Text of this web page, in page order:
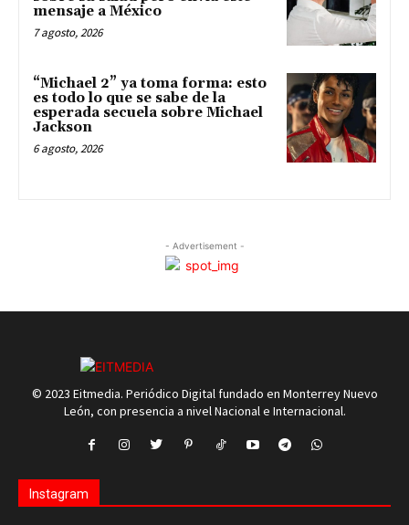
mensaje a México
7 agosto, 2026
“Michael 2” ya toma forma: esto
es todo lo que se sabe de la
esperada secuela sobre Michael
Jackson
6 agosto, 2026
- Advertisement -
© 2023 Eitmedia. Periódico Digital fundado en Monterrey Nuevo
León, con presencia a nivel Nacional e Internacional.
Instagram